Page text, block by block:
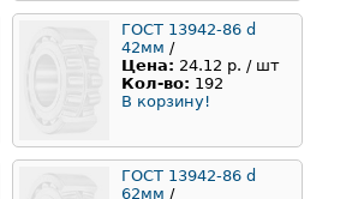
ГОСТ 13942-86 d
42мм /
Цена: 24.12 р. / шт
Кол-во: 192
В корзину!
ГОСТ 13942-86 d
62мм /